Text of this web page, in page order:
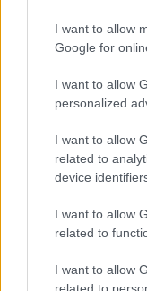
I want to allow
Google for
I want to allow
personalized
I want to allow
related to
device
I want to allow
related to
I want to allow
related to
A segítségeteket
hamarabb, s
terápiára.
nekem ez most
Mindenki annyit
őszintén, tiszta
Köszönöm